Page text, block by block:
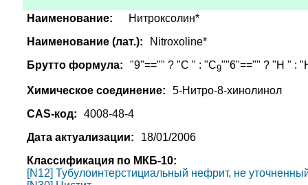
Наименование:
Нитроксолин*
Наименование (лат.):
Nitroxoline*
Брутто формула:
"9"=="" ? "C " : "C9""6"=="" ? "H " :
Химическое соединение:
5-Нитро-8-хинолинол
CAS-код:
4008-48-4
Дата актуализации:
18/01/2006
Классификация по МКБ-10:
[N12] Тубулоинтерстициальный нефрит, не